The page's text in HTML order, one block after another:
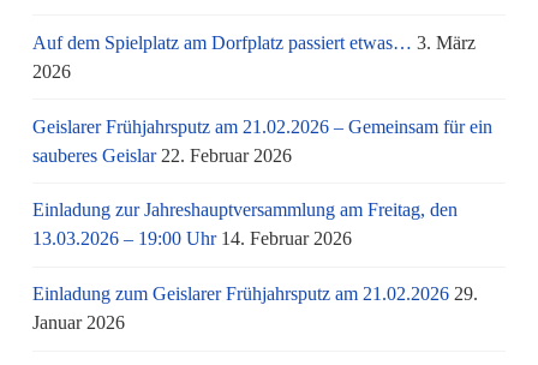
Auf dem Spielplatz am Dorfplatz passiert etwas… 3. März
2026
Geislarer Frühjahrsputz am 21.02.2026 – Gemeinsam für ein
sauberes Geislar 22. Februar 2026
Einladung zur Jahreshauptversammlung am Freitag, den
13.03.2026 – 19:00 Uhr 14. Februar 2026
Einladung zum Geislarer Frühjahrsputz am 21.02.2026 29.
Januar 2026